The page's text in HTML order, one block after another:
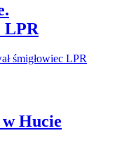
LPR
w Hucie